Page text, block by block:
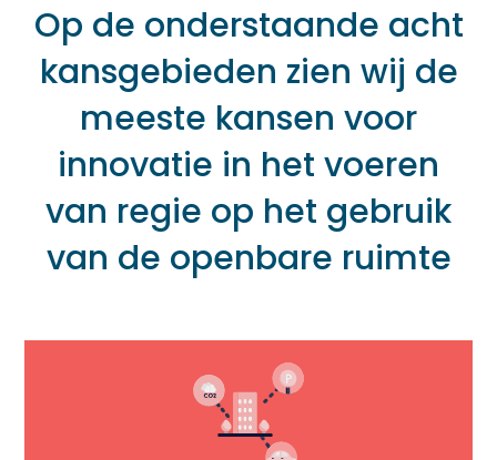
Op de onderstaande acht
kansgebieden zien wij de
meeste kansen voor
innovatie in het voeren
van regie op het gebruik
van de openbare ruimte